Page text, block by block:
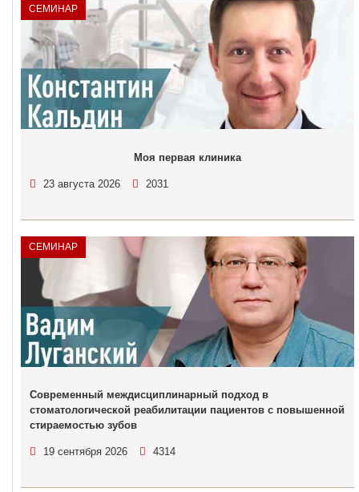
СЕМИНАР
Моя первая клиника
23 августа 2026 2031
СЕМИНАР
Современный междисциплинарный подход в
стоматологической реабилитации пациентов с повышенной
стираемостью зубов
19 сентября 2026 4314